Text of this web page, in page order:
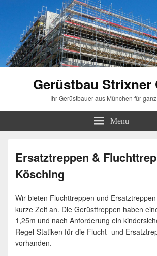
Gerüstbau Strixner
Ihr Gerüstbauer aus München für
Menu
Ersatztreppen &
Kösching
Wir bieten Fluchttreppen und
kurze Zeit an. Die Gerüsttreppen haben
1,25m und nach Anforderung ein
Regel-Statiken für die Flucht- und
vorhanden.